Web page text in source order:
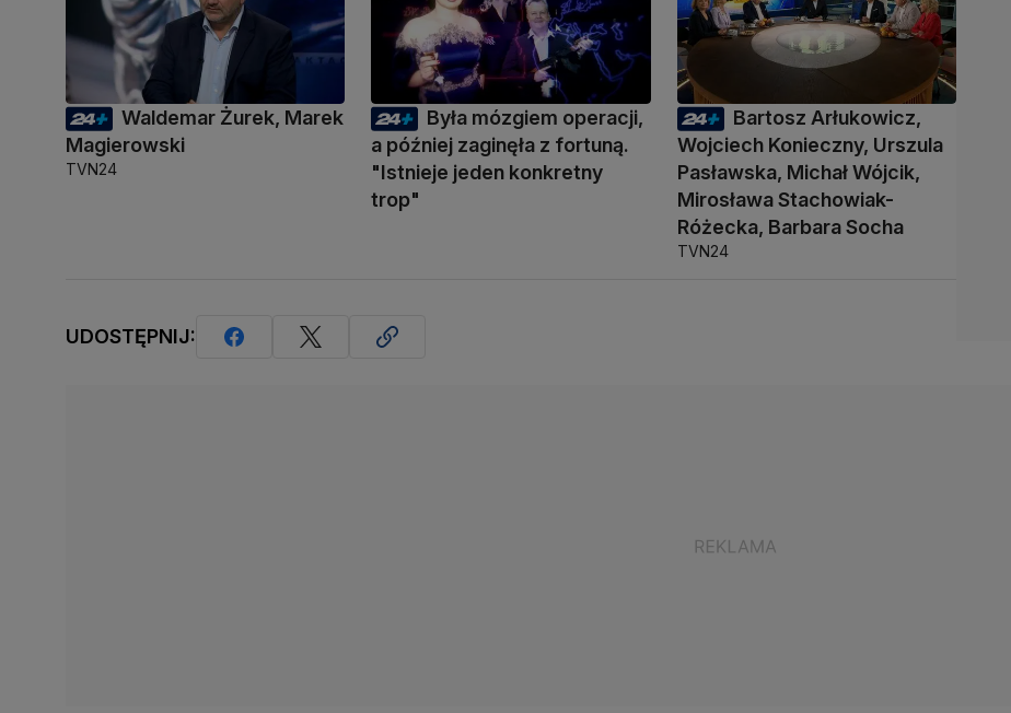
Waldemar Żurek, Marek
Magierowski
TVN24
Była mózgiem operacji,
a później zaginęła z fortuną.
"Istnieje jeden konkretny
trop"
Bartosz Arłukowicz,
Wojciech Konieczny, Urszula
Pasławska, Michał Wójcik,
Mirosława Stachowiak-
Różecka, Barbara Socha
TVN24
UDOSTĘPNIJ: